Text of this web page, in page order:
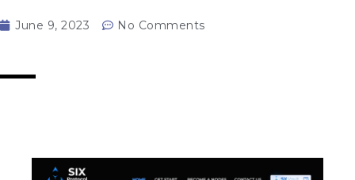
June 9, 2023 No Comments